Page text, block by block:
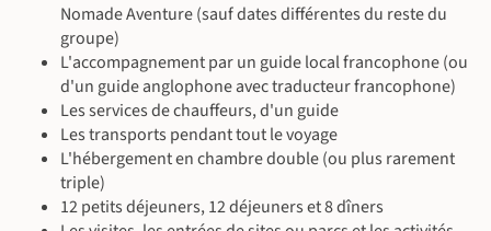
Nomade Aventure (sauf dates différentes du reste du
groupe)
L'accompagnement par un guide local francophone (ou
d'un guide anglophone avec traducteur francophone)
Les services de chauffeurs, d'un guide
Les transports pendant tout le voyage
L'hébergement en chambre double (ou plus rarement
triple)
12 petits déjeuners, 12 déjeuners et 8 dîners